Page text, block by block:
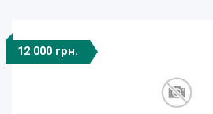
12 000 грн.